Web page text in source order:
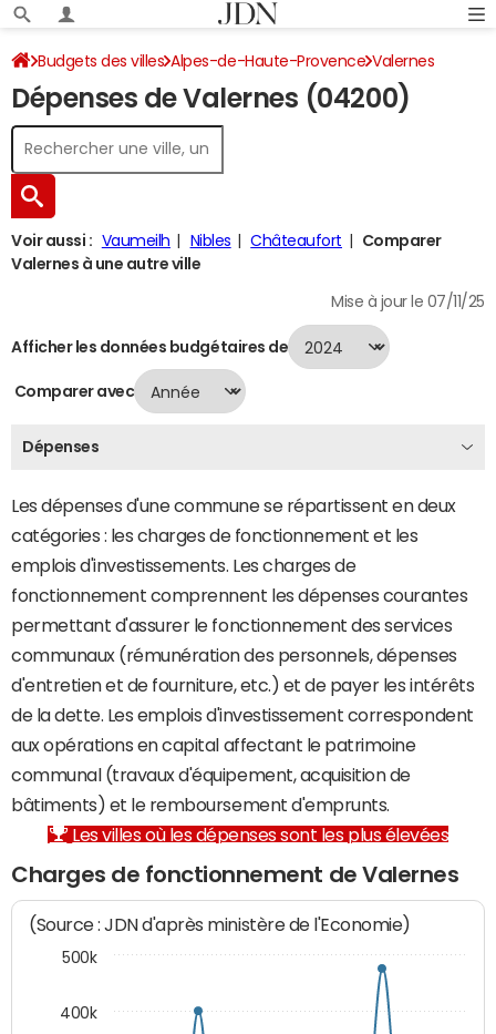
Budgets des villes Alpes-de-Haute-Provence Valernes
Dépenses 2024
Dépenses de Valernes (04200)
Voir aussi : Vaumeilh Nibles Châteaufort
Comparer
Valernes à une autre ville
Mise à jour le 07/11/25
Afficher les données budgétaires de
Comparer avec
Dépenses
Les dépenses d'une commune se répartissent en deux
catégories : les charges de fonctionnement et les
emplois d'investissements. Les charges de
fonctionnement comprennent les dépenses courantes
permettant d'assurer le fonctionnement des services
communaux (rémunération des personnels, dépenses
d'entretien et de fourniture, etc.) et de payer les intérêts
de la dette. Les emplois d'investissement correspondent
aux opérations en capital affectant le patrimoine
communal (travaux d'équipement, acquisition de
bâtiments) et le remboursement d'emprunts.
Les villes où les dépenses sont les plus élevées
Charges de fonctionnement de Valernes
(Source : JDN d'après ministère de l'Economie)
400k
500k